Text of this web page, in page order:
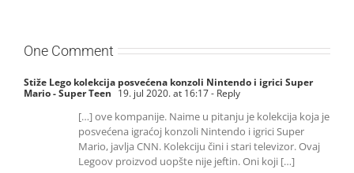
One Comment
Stiže Lego kolekcija posvećena konzoli Nintendo i igrici Super
Mario - Super Teen 19. jul 2020. at 16:17- Reply
[…] ove kompanije. Naime u pitanju je kolekcija koja je
posvećena igraćoj konzoli Nintendo i igrici Super
Mario, javlja CNN. Kolekciju čini i stari televizor. Ovaj
Legoov proizvod uopšte nije jeftin. Oni koji […]